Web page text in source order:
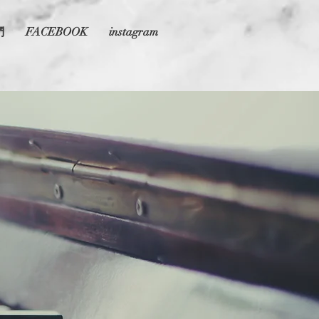
FACEBOOK instagram